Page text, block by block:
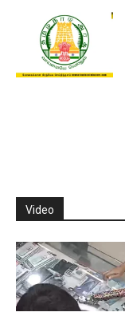
Video